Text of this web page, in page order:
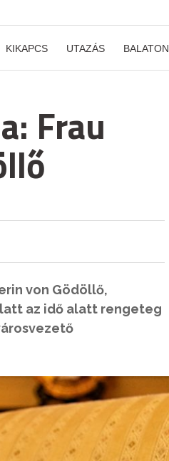
KIKAPCS UTAZÁS BALATON
Frau
von Gödöllő,
az idő alatt rengeteg